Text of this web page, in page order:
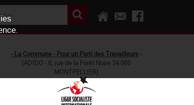
- La Commune - Pour un Parti des Travailleurs -
(ADIDO - 8, rue de la Forêt Noire 34 080
MONTPELLIER)